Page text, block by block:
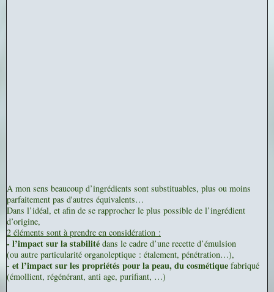
A mon sens beaucoup d’ingrédients sont substituables, plus ou moins
parfaitement pas d'autres équivalents…
Dans l’idéal, et afin de se rapprocher le plus possible de l’ingrédient
d’origine,
2 éléments sont à prendre en considération :
- l’impact sur la stabilité dans le cadre d’une recette d’émulsion
(ou autre particularité organoleptique : étalement, pénétration…),
- et l’impact sur les propriétés pour la peau, du cosmétique fabriqué
(émollient, régénérant, anti age, purifiant, …)